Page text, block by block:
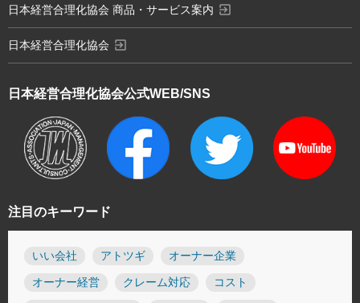
注目のキーワード
いい会社 アトツギ オーナー企業
オーナー経営 クレーム対応 コスト
日本経営合理化協会公式WEB/SNS
日本経営合理化協会 商品・サービス案内 exit_to_app
日本経営合理化協会 exit_to_app